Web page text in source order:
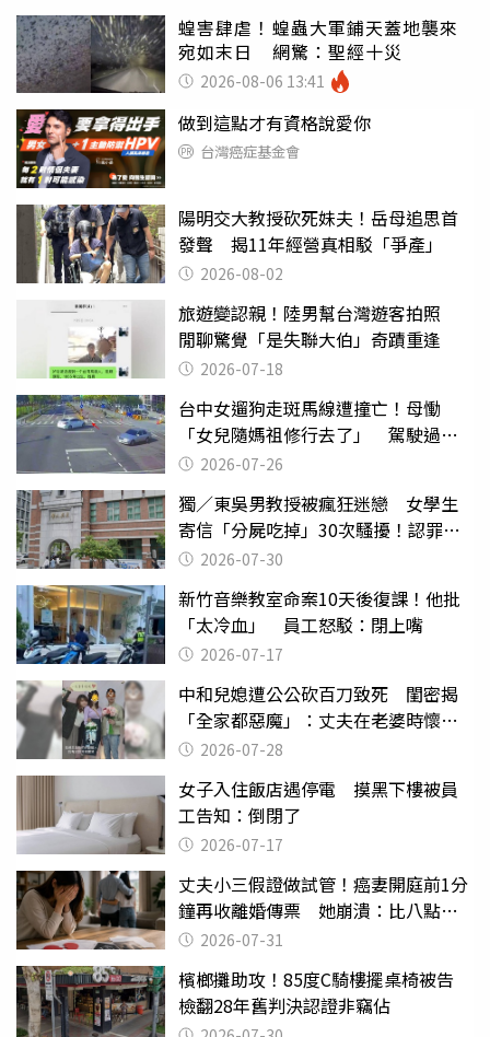
蝗害肆虐！蝗蟲大軍鋪天蓋地襲來
宛如末日 網驚：聖經十災
2026-08-06 13:41
做到這點才有資格說愛你
台灣癌症基金會
陽明交大教授砍死妹夫！岳母追思首
發聲 揭11年經營真相駁「爭產」
2026-08-02
旅遊變認親！陸男幫台灣遊客拍照
閒聊驚覺「是失聯大伯」奇蹟重逢
2026-07-18
台中女遛狗走斑馬線遭撞亡！母慟
「女兒隨媽祖修行去了」 駕駛過失
致死判9月
2026-07-26
獨／東吳男教授被瘋狂迷戀 女學生
寄信「分屍吃掉」30次騷擾！認罪免
關 2026-07-30
新竹音樂教室命案10天後復課！他批
「太冷血」 員工怒駁：閉上嘴
2026-07-17
中和兒媳遭公公砍百刀致死 閨密揭
「全家都惡魔」：丈夫在老婆時懷孕
摔東西
2026-07-28
女子入住飯店遇停電 摸黑下樓被員
工告知：倒閉了
2026-07-17
丈夫小三假證做試管！癌妻開庭前1分
鐘再收離婚傳票 她崩潰：比八點檔
還扯2026-07-31
檳榔攤助攻！85度C騎樓擺桌椅被告
檢翻28年舊判決認證非竊佔